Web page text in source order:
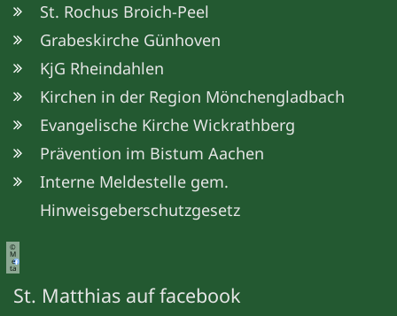
St. Rochus Broich-Peel
Grabeskirche Günhoven
KjG Rheindahlen
Kirchen in der Region Mönchengladbach
Evangelische Kirche Wickrathberg
Prävention im Bistum Aachen
Interne Meldestelle gem.
Hinweisgeberschutzgesetz
©
M
e
ta
St. Matthias auf facebook